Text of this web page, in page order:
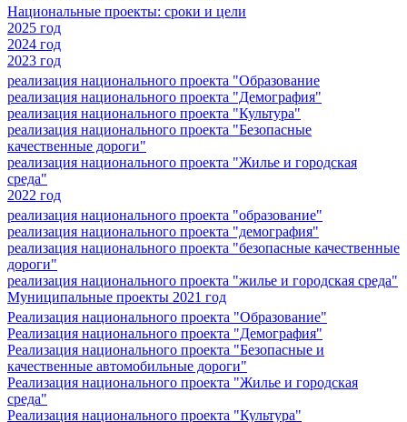
Национальные проекты: сроки и цели
2025 год
2024 год
2023 год
реализация национального проекта "Образование
реализация национального проекта "Демография"
реализация национального проекта "Культура"
реализация национального проекта "Безопасные
качественные дороги"
реализация национального проекта "Жилье и городская
среда"
2022 год
реализация национального проекта "образование"
реализация национального проекта "демография"
реализация национального проекта "безопасные качественные
дороги"
реализация национального проекта "жилье и городская среда"
Муниципальные проекты 2021 год
Реализация национального проекта "Образование"
Реализация национального проекта "Демография"
Реализация национального проекта "Безопасные и
качественные автомобильные дороги"
Реализация национального проекта "Жилье и городская
среда"
Реализация национального проекта "Культура"